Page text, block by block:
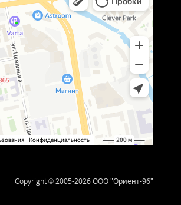
Copyright © 2005-2026 ООО "Ориент-96"